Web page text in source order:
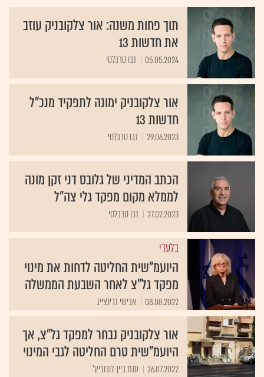
תוך פחות משנה: אור צלקובניק עוזב
את חדשות 13
05.05.2024 נבו טרבלסי
אור צלקובניק ימונה לתפקיד מנכ"ל
חדשות 13
29.06.2023 נבו טרבלסי
הכתב המדיני של גלובס דני זקן מונה
לממלא מקום מפקד גלי צה"ל
27.02.2023 נבו טרבלסי
בלעדי
היועמ"שית החליטה לדחות את מינוי
מפקד גל"צ לאחר השבעת הממשלה
08.08.2022 אבישי גרינצייג
אור צלקובניק נבחר למפקד גל"צ, אך
היועמ"שית טרם החליטה לגבי המינוי
26.07.2022 ענת ביין-לובוביץ'